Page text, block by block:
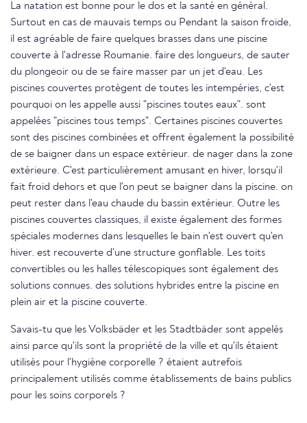
La natation est bonne pour le dos et la santé en général.
Surtout en cas de mauvais temps ou Pendant la saison froide,
il est agréable de faire quelques brasses dans une piscine
couverte à l'adresse Roumanie. faire des longueurs, de sauter
du plongeoir ou de se faire masser par un jet d'eau. Les
piscines couvertes protègent de toutes les intempéries, c'est
pourquoi on les appelle aussi "piscines toutes eaux". sont
appelées "piscines tous temps". Certaines piscines couvertes
sont des piscines combinées et offrent également la possibilité
de se baigner dans un espace extérieur. de nager dans la zone
extérieure. C'est particulièrement amusant en hiver, lorsqu'il
fait froid dehors et que l'on peut se baigner dans la piscine. on
peut rester dans l'eau chaude du bassin extérieur. Outre les
piscines couvertes classiques, il existe également des formes
spéciales modernes dans lesquelles le bain n'est ouvert qu'en
hiver. est recouverte d'une structure gonflable. Les toits
convertibles ou les halles télescopiques sont également des
solutions connues. des solutions hybrides entre la piscine en
plein air et la piscine couverte.
Savais-tu que les Volksbäder et les Stadtbäder sont appelés
ainsi parce qu'ils sont la propriété de la ville et qu'ils étaient
utilisés pour l'hygiène corporelle ? étaient autrefois
principalement utilisés comme établissements de bains publics
pour les soins corporels ?